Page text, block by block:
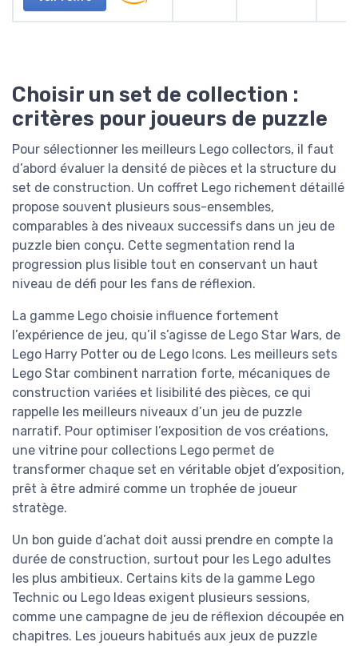
Choisir un set de collection :
critères pour joueurs de puzzle
Pour sélectionner les meilleurs Lego collectors, il faut
d’abord évaluer la densité de pièces et la structure du
set de construction. Un coffret Lego richement détaillé
propose souvent plusieurs sous-ensembles,
comparables à des niveaux successifs dans un jeu de
puzzle bien conçu. Cette segmentation rend la
progression plus lisible tout en conservant un haut
niveau de défi pour les fans de réflexion.
La gamme Lego choisie influence fortement
l’expérience de jeu, qu’il s’agisse de Lego Star Wars, de
Lego Harry Potter ou de Lego Icons. Les meilleurs sets
Lego Star combinent narration forte, mécaniques de
construction variées et lisibilité des pièces, ce qui
rappelle les meilleurs niveaux d’un jeu de puzzle
narratif. Pour optimiser l’exposition de vos créations,
une vitrine pour collections Lego permet de
transformer chaque set en véritable objet d’exposition,
prêt à être admiré comme un trophée de joueur
stratège.
Un bon guide d’achat doit aussi prendre en compte la
durée de construction, surtout pour les Lego adultes
les plus ambitieux. Certains kits de la gamme Lego
Technic ou Lego Ideas exigent plusieurs sessions,
comme une campagne de jeu de réflexion découpée en
chapitres. Les joueurs habitués aux jeux de puzzle